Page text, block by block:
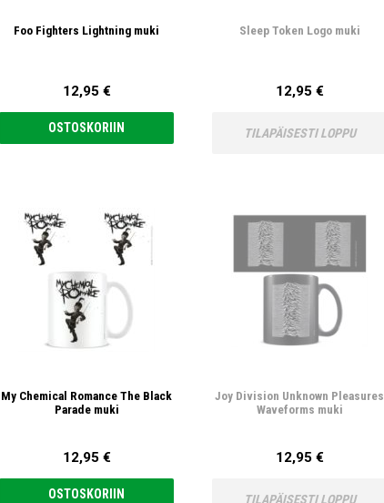
Foo Fighters Lightning muki
12,95 €
OSTOSKORIIN
Sleep Token Logo muki
12,95 €
TILAPÄISESTI LOPPU
My Chemical Romance The Black
Parade muki
12,95 €
OSTOSKORIIN
Joy Division Unknown Pleasures
Waveforms muki
12,95 €
TILAPÄISESTI LOPPU